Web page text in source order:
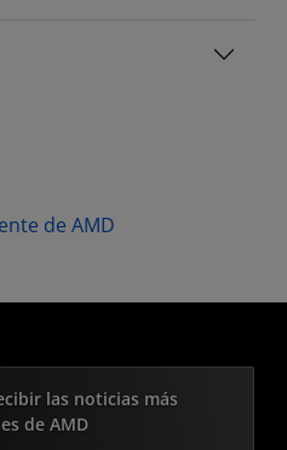
de AMD
las noticias más
de AMD